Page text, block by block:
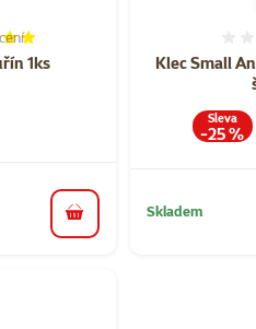
1ks
100%, počet hodnocení: 1
do košíku
Klec Small
Sleva
-25 %
Skladem